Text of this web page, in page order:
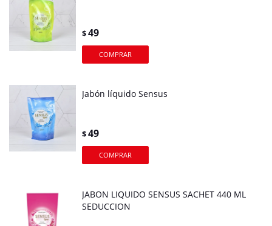
$49
Jabón líquido Sensus
$49
JABON LIQUIDO SENSUS SACHET 440 ML
SEDUCCION